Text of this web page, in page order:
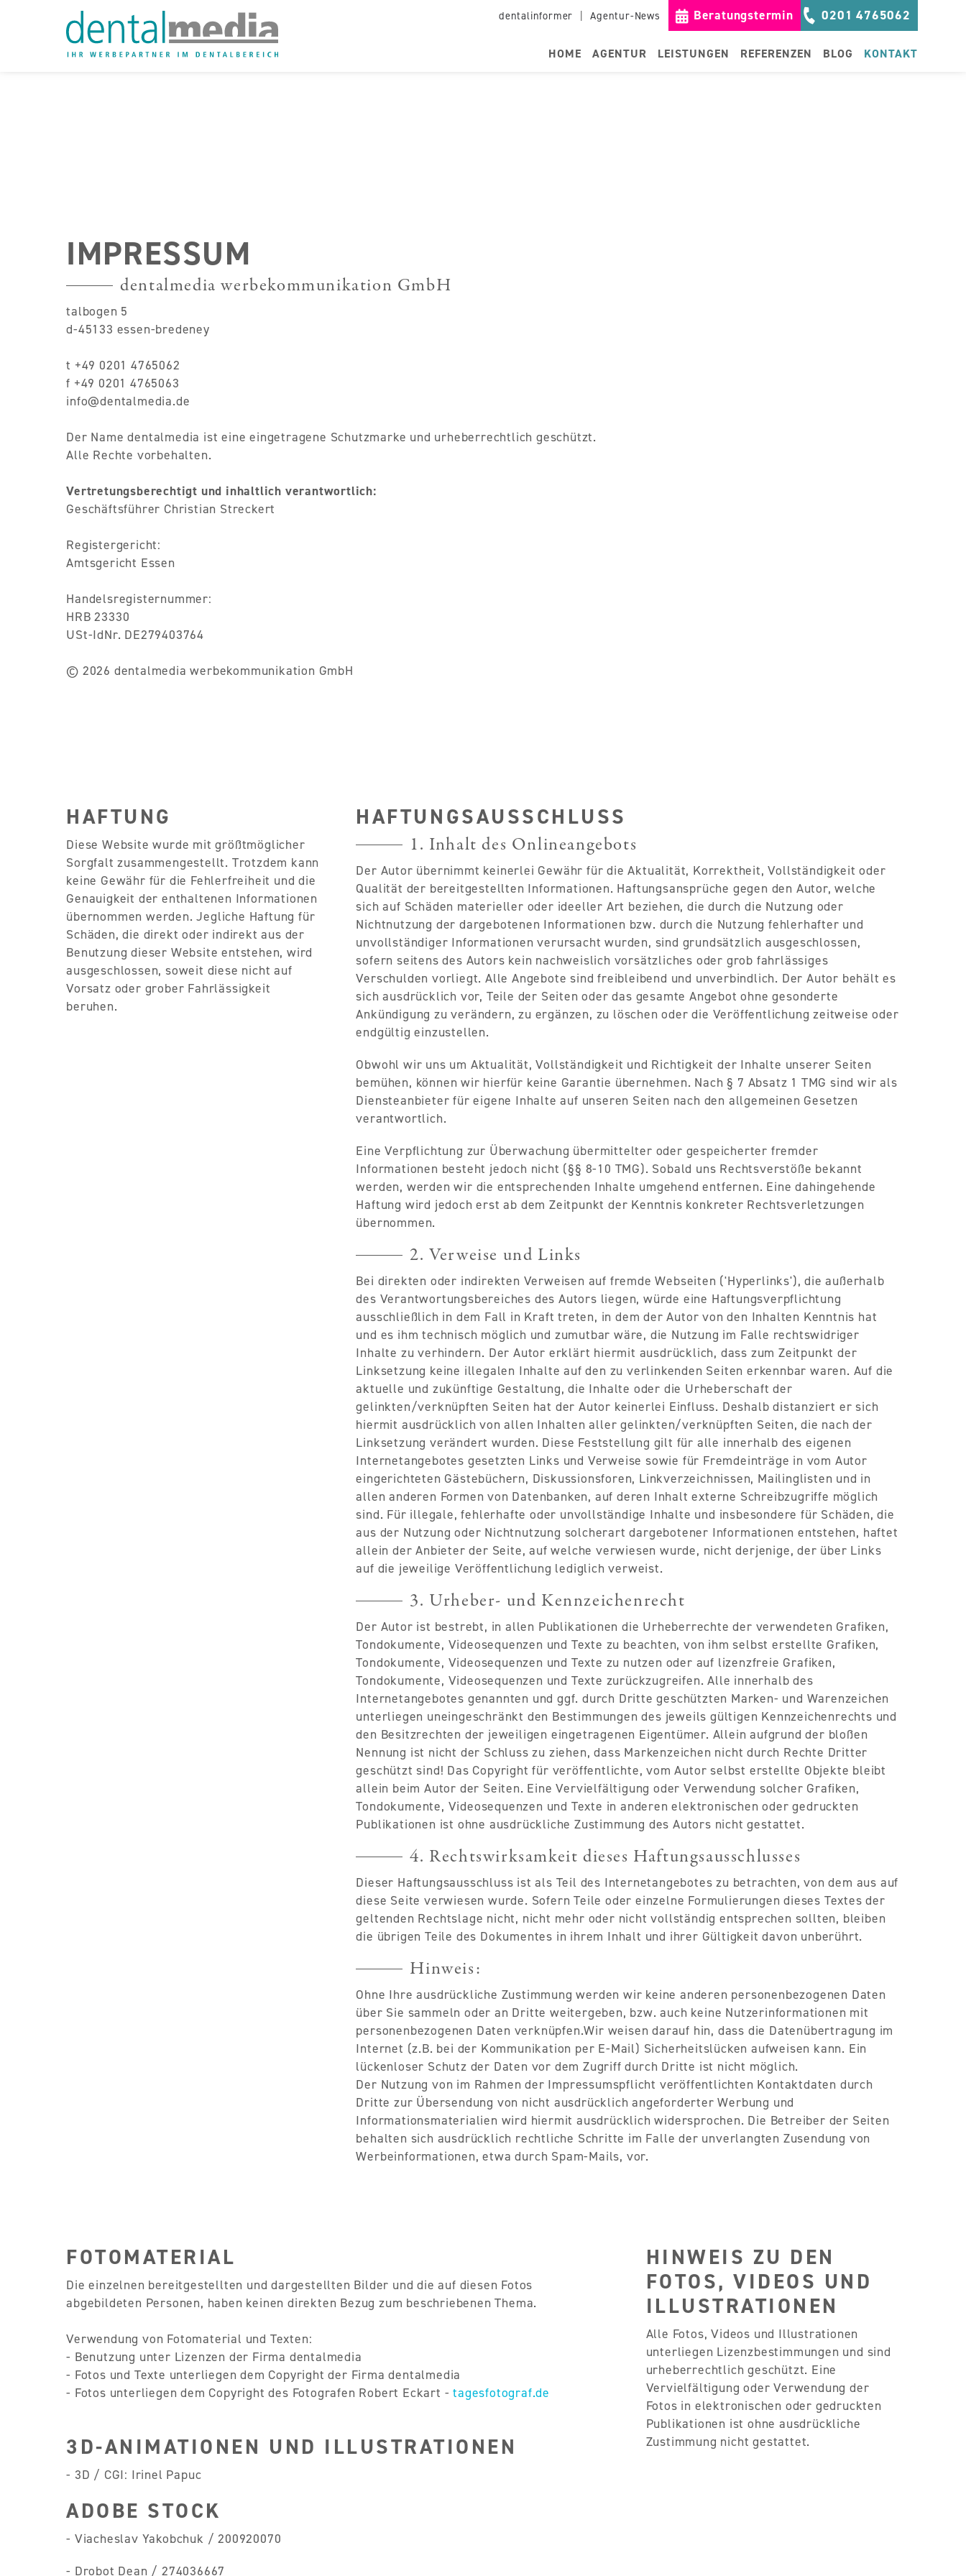
0201 4765062
Beratungstermin
dentalinformer |Agentur-News
HOME AGENTUR LEISTUNGEN REFERENZEN BLOG KONTAKT
IMPRESSUM
dentalmedia werbekommunikation GmbH
talbogen 5
d-45133 essen-bredeney
t +49 0201 4765062
f +49 0201 4765063
info@dentalmedia.de
Der Name dentalmedia ist eine eingetragene Schutzmarke und urheberrechtlich geschützt.
Alle Rechte vorbehalten.
Vertretungsberechtigt und inhaltlich verantwortlich:
Geschäftsführer Christian Streckert
Registergericht:
Amtsgericht Essen
Handelsregisternummer:
HRB 23330
USt-IdNr. DE279403764
© 2026 dentalmedia werbekommunikation GmbH
HAFTUNG
Diese Website wurde mit größtmöglicher
Sorgfalt zusammengestellt. Trotzdem kann
keine Gewähr für die Fehlerfreiheit und die
Genauigkeit der enthaltenen Informationen
übernommen werden. Jegliche Haftung für
Schäden, die direkt oder indirekt aus der
Benutzung dieser Website entstehen, wird
ausgeschlossen, soweit diese nicht auf
Vorsatz oder grober Fahrlässigkeit
beruhen.
HAFTUNGSAUSSCHLUSS
1. Inhalt des Onlineangebots
Der Autor übernimmt keinerlei Gewähr für die Aktualität, Korrektheit, Vollständigkeit oder
Qualität der bereitgestellten Informationen. Haftungsansprüche gegen den Autor, welche
sich auf Schäden materieller oder ideeller Art beziehen, die durch die Nutzung oder
Nichtnutzung der dargebotenen Informationen bzw. durch die Nutzung fehlerhafter und
unvollständiger Informationen verursacht wurden, sind grundsätzlich ausgeschlossen,
sofern seitens des Autors kein nachweislich vorsätzliches oder grob fahrlässiges
Verschulden vorliegt. Alle Angebote sind freibleibend und unverbindlich. Der Autor behält es
sich ausdrücklich vor, Teile der Seiten oder das gesamte Angebot ohne gesonderte
Ankündigung zu verändern, zu ergänzen, zu löschen oder die Veröffentlichung zeitweise oder
endgültig einzustellen.
Obwohl wir uns um Aktualität, Vollständigkeit und Richtigkeit der Inhalte unserer Seiten
bemühen, können wir hierfür keine Garantie übernehmen. Nach § 7 Absatz 1 TMG sind wir als
Diensteanbieter für eigene Inhalte auf unseren Seiten nach den allgemeinen Gesetzen
verantwortlich.
Eine Verpflichtung zur Überwachung übermittelter oder gespeicherter fremder
Informationen besteht jedoch nicht (§§ 8-10 TMG). Sobald uns Rechtsverstöße bekannt
werden, werden wir die entsprechenden Inhalte umgehend entfernen. Eine dahingehende
Haftung wird jedoch erst ab dem Zeitpunkt der Kenntnis konkreter Rechtsverletzungen
übernommen.
2. Verweise und Links
Bei direkten oder indirekten Verweisen auf fremde Webseiten ('Hyperlinks'), die außerhalb
des Verantwortungsbereiches des Autors liegen, würde eine Haftungsverpflichtung
ausschließlich in dem Fall in Kraft treten, in dem der Autor von den Inhalten Kenntnis hat
und es ihm technisch möglich und zumutbar wäre, die Nutzung im Falle rechtswidriger
Inhalte zu verhindern. Der Autor erklärt hiermit ausdrücklich, dass zum Zeitpunkt der
Linksetzung keine illegalen Inhalte auf den zu verlinkenden Seiten erkennbar waren. Auf die
aktuelle und zukünftige Gestaltung, die Inhalte oder die Urheberschaft der
gelinkten/verknüpften Seiten hat der Autor keinerlei Einfluss. Deshalb distanziert er sich
hiermit ausdrücklich von allen Inhalten aller gelinkten/verknüpften Seiten, die nach der
Linksetzung verändert wurden. Diese Feststellung gilt für alle innerhalb des eigenen
Internetangebotes gesetzten Links und Verweise sowie für Fremdeinträge in vom Autor
eingerichteten Gästebüchern, Diskussionsforen, Linkverzeichnissen, Mailinglisten und in
allen anderen Formen von Datenbanken, auf deren Inhalt externe Schreibzugriffe möglich
sind. Für illegale, fehlerhafte oder unvollständige Inhalte und insbesondere für Schäden, die
aus der Nutzung oder Nichtnutzung solcherart dargebotener Informationen entstehen, haftet
allein der Anbieter der Seite, auf welche verwiesen wurde, nicht derjenige, der über Links
auf die jeweilige Veröffentlichung lediglich verweist.
3. Urheber- und Kennzeichenrecht
Der Autor ist bestrebt, in allen Publikationen die Urheberrechte der verwendeten Grafiken,
Tondokumente, Videosequenzen und Texte zu beachten, von ihm selbst erstellte Grafiken,
Tondokumente, Videosequenzen und Texte zu nutzen oder auf lizenzfreie Grafiken,
Tondokumente, Videosequenzen und Texte zurückzugreifen. Alle innerhalb des
Internetangebotes genannten und ggf. durch Dritte geschützten Marken- und Warenzeichen
unterliegen uneingeschränkt den Bestimmungen des jeweils gültigen Kennzeichenrechts und
den Besitzrechten der jeweiligen eingetragenen Eigentümer. Allein aufgrund der bloßen
Nennung ist nicht der Schluss zu ziehen, dass Markenzeichen nicht durch Rechte Dritter
geschützt sind! Das Copyright für veröffentlichte, vom Autor selbst erstellte Objekte bleibt
allein beim Autor der Seiten. Eine Vervielfältigung oder Verwendung solcher Grafiken,
Tondokumente, Videosequenzen und Texte in anderen elektronischen oder gedruckten
Publikationen ist ohne ausdrückliche Zustimmung des Autors nicht gestattet.
4. Rechtswirksamkeit dieses Haftungsausschlusses
Dieser Haftungsausschluss ist als Teil des Internetangebotes zu betrachten, von dem aus auf
diese Seite verwiesen wurde. Sofern Teile oder einzelne Formulierungen dieses Textes der
geltenden Rechtslage nicht, nicht mehr oder nicht vollständig entsprechen sollten, bleiben
die übrigen Teile des Dokumentes in ihrem Inhalt und ihrer Gültigkeit davon unberührt.
Hinweis:
Ohne Ihre ausdrückliche Zustimmung werden wir keine anderen personenbezogenen Daten
über Sie sammeln oder an Dritte weitergeben, bzw. auch keine Nutzerinformationen mit
personenbezogenen Daten verknüpfen.Wir weisen darauf hin, dass die Datenübertragung im
Internet (z.B. bei der Kommunikation per E-Mail) Sicherheitslücken aufweisen kann. Ein
lückenloser Schutz der Daten vor dem Zugriff durch Dritte ist nicht möglich.
Der Nutzung von im Rahmen der Impressumspflicht veröffentlichten Kontaktdaten durch
Dritte zur Übersendung von nicht ausdrücklich angeforderter Werbung und
Informationsmaterialien wird hiermit ausdrücklich widersprochen. Die Betreiber der Seiten
behalten sich ausdrücklich rechtliche Schritte im Falle der unverlangten Zusendung von
Werbeinformationen, etwa durch Spam-Mails, vor.
FOTOMATERIAL
Die einzelnen bereitgestellten und dargestellten Bilder und die auf diesen Fotos
abgebildeten Personen, haben keinen direkten Bezug zum beschriebenen Thema.
Verwendung von Fotomaterial und Texten:
- Benutzung unter Lizenzen der Firma dentalmedia
- Fotos und Texte unterliegen dem Copyright der Firma dentalmedia
- Fotos unterliegen dem Copyright des Fotografen Robert Eckart -tagesfotograf.de
3D-ANIMATIONEN UND ILLUSTRATIONEN
- 3D / CGI: Irinel Papuc
ADOBE STOCK
- Viacheslav Yakobchuk / 200920070
- Drobot Dean / 274036667
HINWEIS ZU DEN
FOTOS, VIDEOS UND
ILLUSTRATIONEN
Alle Fotos, Videos und Illustrationen
unterliegen Lizenzbestimmungen und sind
urheberrechtlich geschützt. Eine
Vervielfältigung oder Verwendung der
Fotos in elektronischen oder gedruckten
Publikationen ist ohne ausdrückliche
Zustimmung nicht gestattet.